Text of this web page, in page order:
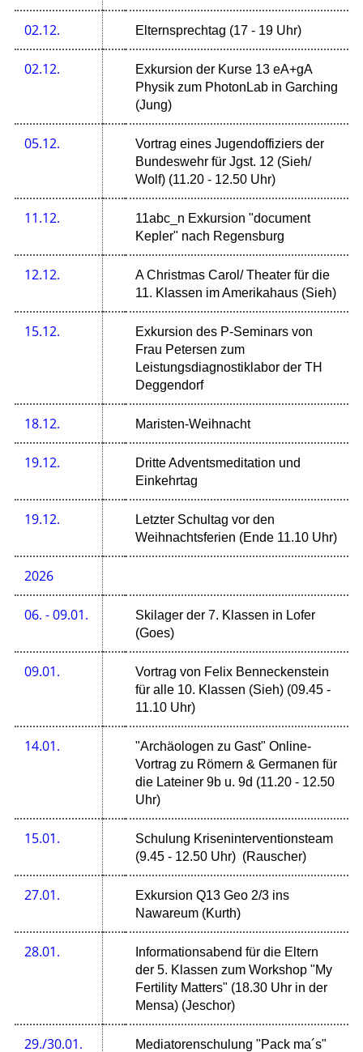
02.12. Elternsprechtag (17 - 19 Uhr)
02.12.
Exkursion der Kurse 13 eA+gA
Physik zum PhotonLab in Garching
(Jung)
05.12.
Vortrag eines Jugendoffiziers der
Bundeswehr für Jgst. 12 (Sieh/
Wolf) (11.20 - 12.50 Uhr)
11.12.
11abc_n Exkursion "document
Kepler" nach Regensburg
12.12.
A Christmas Carol/ Theater für die
11. Klassen im Amerikahaus (Sieh)
15.12.
Exkursion des P-Seminars von
Frau Petersen zum
Leistungsdiagnostiklabor der TH
Deggendorf
18.12. Maristen-Weihnacht
19.12.
Dritte Adventsmeditation und
Einkehrtag
19.12.
Letzter Schultag vor den
Weihnachtsferien (Ende 11.10 Uhr)
2026
06. - 09.01.
Skilager der 7. Klassen in Lofer
(Goes)
09.01.
Vortrag von Felix Benneckenstein
für alle 10. Klassen (Sieh) (09.45 -
11.10 Uhr)
14.01.
"Archäologen zu Gast" Online-
Vortrag zu Römern & Germanen für
die Lateiner 9b u. 9d (11.20 - 12.50
Uhr)
15.01.
Schulung Kriseninterventionsteam
(9.45 - 12.50 Uhr) (Rauscher)
27.01.
Exkursion Q13 Geo 2/3 ins
Nawareum (Kurth)
28.01.
Informationsabend für die Eltern
der 5. Klassen zum Workshop "My
Fertility Matters" (18.30 Uhr in der
Mensa) (Jeschor)
29./30.01.
Mediatorenschulung "Pack ma´s"